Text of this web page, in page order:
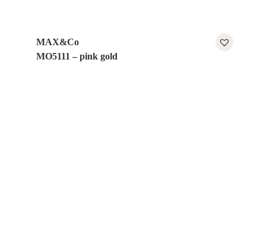
MAX&Co
MO5111 – pink gold